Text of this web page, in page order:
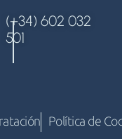
(+34) 602 032
501
Política de